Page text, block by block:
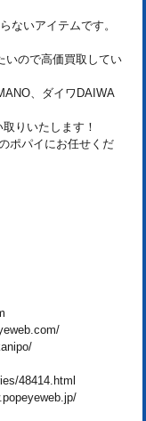
ないアイテムです。
いので高価買取してい
、ダイワDAIWA
りいたします！
ポパイにお任せくだ
48414.html